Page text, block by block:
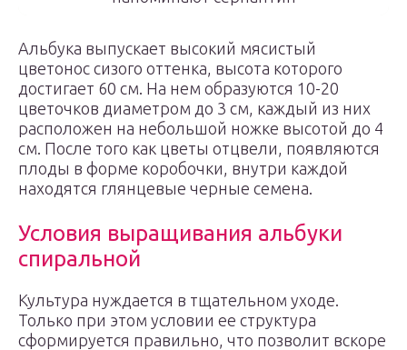
Альбука выпускает высокий мясистый
цветонос сизого оттенка, высота которого
достигает 60 см. На нем образуются 10-20
цветочков диаметром до 3 см, каждый из них
расположен на небольшой ножке высотой до 4
см. После того как цветы отцвели, появляются
плоды в форме коробочки, внутри каждой
находятся глянцевые черные семена.
Условия выращивания альбуки
спиральной
Культура нуждается в тщательном уходе.
Только при этом условии ее структура
сформируется правильно, что позволит вскоре